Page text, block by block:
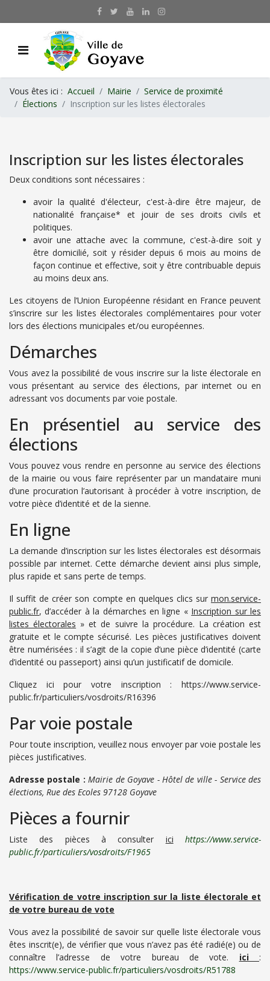
Vous êtes ici : Accueil Mairie
Service de proximité
Élections
Inscription sur les listes électorales
Inscription sur les listes électorales
Deux conditions sont nécessaires :
avoir la qualité d'électeur, c'est-à-dire être majeur, de
nationalité française* et jouir de ses droits civils et
politiques.
avoir une attache avec la commune, c'est-à-dire soit y
être domicilié, soit y résider depuis 6 mois au moins de
façon continue et effective, soit y être contribuable depuis
au moins deux ans.
Les citoyens de l’Union Européenne résidant en France peuvent
s’inscrire sur les listes électorales complémentaires pour voter
lors des élections municipales et/ou européennes.
Démarches
Vous avez la possibilité de vous inscrire sur la liste électorale en
vous présentant au service des élections, par internet ou en
adressant vos documents par voie postale.
En présentiel au service des
élections
Vous pouvez vous rendre en personne au service des élections
de la mairie ou vous faire représenter par un mandataire muni
d’une procuration l’autorisant à procéder à votre inscription, de
votre pièce d’identité et de la sienne.
En ligne
La demande d’inscription sur les listes électorales est désormais
possible par internet. Cette démarche devient ainsi plus simple,
plus rapide et sans perte de temps.
Il suffit de créer son compte en quelques clics sur mon.service-
public.fr, d’accéder à la démarches en ligne « Inscription sur les
listes électorales » et de suivre la procédure. La création est
gratuite et le compte sécurisé. Les pièces justificatives doivent
être numérisées : il s’agit de la copie d’une pièce d’identité (carte
d’identité ou passeport) ainsi qu’un justificatif de domicile.
Cliquez ici pour votre inscription : https://www.service-
public.fr/particuliers/vosdroits/R16396
Par voie postale
Pour toute inscription, veuillez nous envoyer par voie postale les
pièces justificatives.
Adresse postale : Mairie de Goyave - Hôtel de ville - Service des
élections, Rue des Ecoles 97128 Goyave
Pièces a fournir
Liste des pièces à consulter ici
https://www.service-
public.fr/particuliers/vosdroits/F1965
Vérification de votre inscription sur la liste électorale et
de votre bureau de vote
Vous avez la possibilité de savoir sur quelle liste électorale vous
êtes inscrit(e), de vérifier que vous n’avez pas été radié(e) ou de
connaître l’adresse de votre bureau de vote. ici :
https://www.service-public.fr/particuliers/vosdroits/R51788